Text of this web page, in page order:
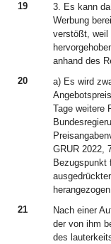
19
3. Es kann
Werbung
verstößt, weil
anhand des
20
a) Es wird
Tage weitere
GRUR 2022,
Bezugspunkt
21
Nach einer
der von ihm
des